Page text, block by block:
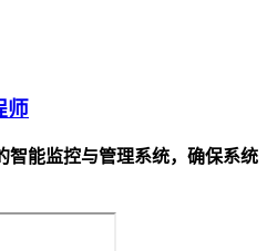
师
智能监控与管理系统，确保系统